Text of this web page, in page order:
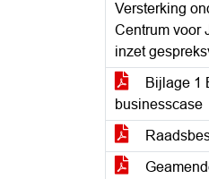
Versterking
Centrum voor
inzet
Bijlage 1
businesscase